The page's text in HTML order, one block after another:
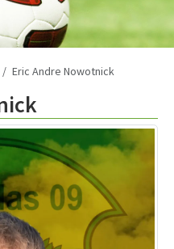
Eric Andre Nowotnick